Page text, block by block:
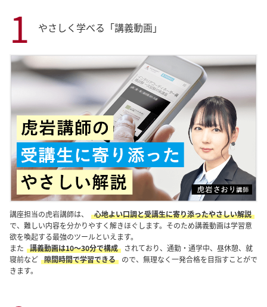
1 やさしく学べる「講義動画」
講座担当の虎岩講師は、
心地よい口調と受講生に寄り添ったやさしい解説
で、難しい内容を分かりやすく解きほぐします。そのため講義動画は学習意
欲を喚起する最強のツールといえます。
また
講義動画は10〜30分で構成
されており、通勤・通学中、昼休憩、就
寝前など 隙間時間で学習できる
ので、無理なく一発合格を目指すことがで
きます。